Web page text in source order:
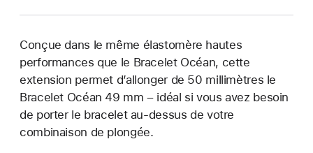
Conçue dans le même élastomère hautes
performances que le Bracelet Océan, cette
extension permet d’allonger de 50 millimètres le
Bracelet Océan 49 mm – idéal si vous avez besoin
de porter le bracelet au-dessus de votre
combinaison de plongée.